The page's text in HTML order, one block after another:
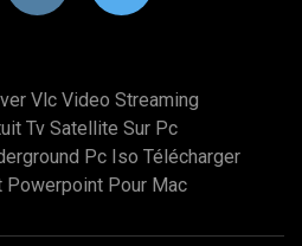
Vlc Video Streaming
Tv Satellite Sur Pc
Pc Iso Télécharger
Powerpoint Pour Mac